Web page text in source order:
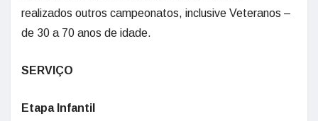
realizados outros campeonatos, inclusive Veteranos –
de 30 a 70 anos de idade.
SERVIÇO
Etapa Infantil